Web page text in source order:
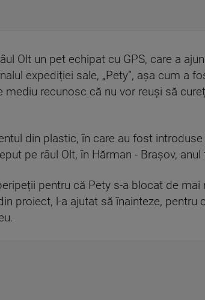
Olt un pet echipat cu GPS, care a
expediției sale, „Pety”, așa cum a
mediu recunosc că nu vor reuși să
din plastic, în care au fost
pe râul Olt, în Hărman - Brașov,
pentru că Pety s-a blocat de
proiect, l-a ajutat să înainteze,